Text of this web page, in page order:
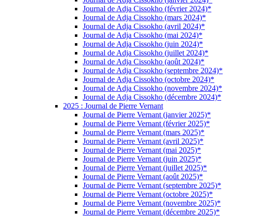
Journal de Adja Cissokho (février 2024)*
Journal de Adja Cissokho (mars 2024)*
Journal de Adja Cissokho (avril 2024)*
Journal de Adja Cissokho (mai 2024)*
Journal de Adja Cissokho (juin 2024)*
Journal de Adja Cissokho (juillet 2024)*
Journal de Adja Cissokho (août 2024)*
Journal de Adja Cissokho (septembre 2024)*
Journal de Adja Cissokho (octobre 2024)*
Journal de Adja Cissokho (novembre 2024)*
Journal de Adja Cissokho (décembre 2024)*
2025 : Journal de Pierre Vernant
Journal de Pierre Vernant (janvier 2025)*
Journal de Pierre Vernant (février 2025)*
Journal de Pierre Vernant (mars 2025)*
Journal de Pierre Vernant (avril 2025)*
Journal de Pierre Vernant (mai 2025)*
Journal de Pierre Vernant (juin 2025)*
Journal de Pierre Vernant (juillet 2025)*
Journal de Pierre Vernant (août 2025)*
Journal de Pierre Vernant (septembre 2025)*
Journal de Pierre Vernant (octobre 2025)*
Journal de Pierre Vernant (novembre 2025)*
Journal de Pierre Vernant (décembre 2025)*